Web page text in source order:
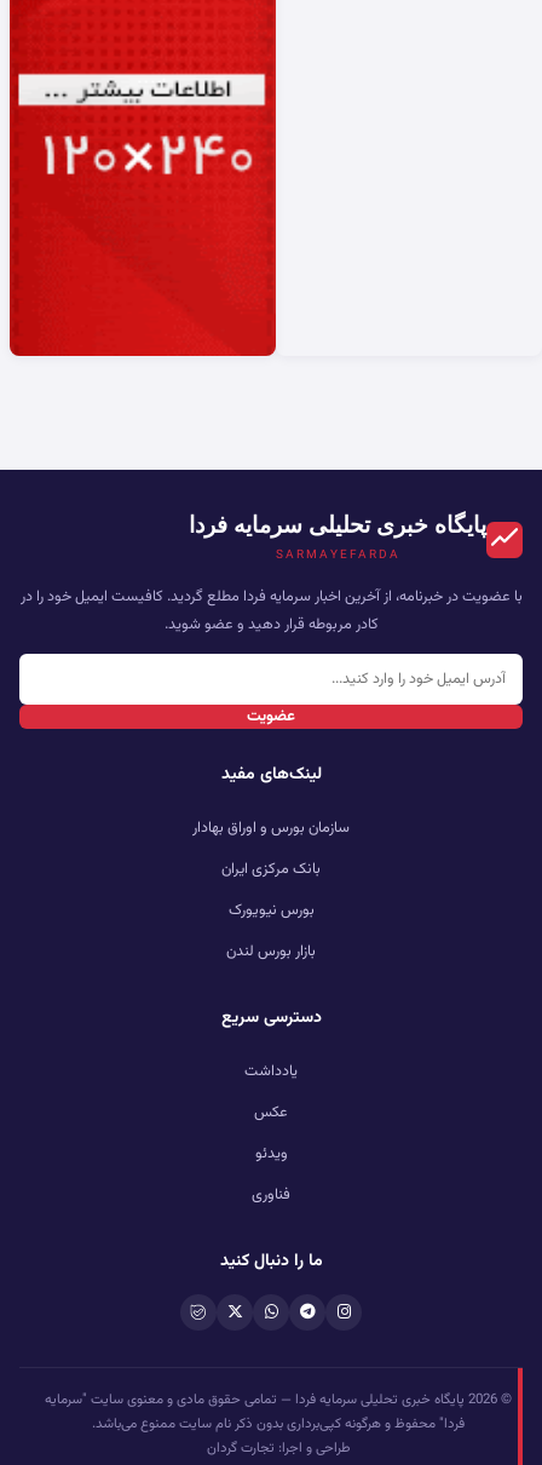
پایگاه خبری تحلیلی سرمایه فردا
SARMAYEFARDA
با عضویت در خبرنامه، از آخرین اخبار سرمایه فردا مطلع گردید. کافیست ایمیل خود را در
کادر مربوطه قرار دهید و عضو شوید.
عضویت
لینک‌های مفید
سازمان بورس و اوراق بهادار
بانک مرکزی ایران
بورس نیویورک
بازار بورس لندن
دسترسی سریع
یادداشت
عکس
ویدئو
فناوری
ما را دنبال کنید
© 2026 پایگاه خبری تحلیلی سرمایه فردا — تمامی حقوق مادی و معنوی سایت "سرمایه
فردا" محفوظ و هرگونه کپی‌برداری بدون ذکر نام سایت ممنوع می‌باشد.
طراحی و اجرا: تجارت گردان